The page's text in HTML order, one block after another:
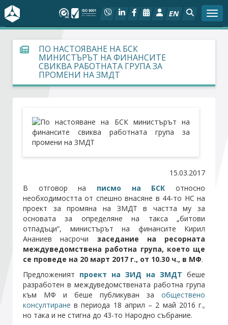
EN
За БСК
На фокус
Актуално
Социален диалог
Дейности
Проекти
Членове
Стани член
Абонирайте се!
ПО НАСТОЯВАНЕ НА БСК
МИНИСТЪРЪТ НА ФИНАНСИТЕ
СВИКВА РАБОТНАТА ГРУПА ЗА
ПРОМЕНИ НА ЗМДТ
15.03.2017
В отговор на писмо на БСК относно
необходимостта от спешно внасяне в 44-то НС на
проект за промяна на ЗМДТ в частта му за
основата за определяне на такса „битови
отпадъци“, министърът на финансите Кирил
Ананиев насрочи заседание на ресорната
междуведомствена работна група, което ще
се проведе на 20 март 2017 г., от 10.30 ч., в МФ.
Предложеният проект на ЗИД на ЗМДТ беше
разработен в междуведомствената работна група
към МФ и беше публикуван за обществено
консултиране в периода 18 април – 2 май 2016 г.,
но така и не стигна до 43-то Народно събрание.